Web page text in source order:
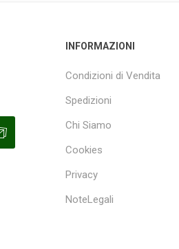
INFORMAZIONI
Condizioni di Vendita
Spedizioni
Chi Siamo
Cookies
Privacy
NoteLegali